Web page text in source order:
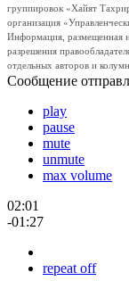
группировок «Хайят
организация
Информация, размещенная
разрешения
отдельных авторов и
Сообщение
play
pause
mute
unmute
max volume
02:01
-01:27
repeat off